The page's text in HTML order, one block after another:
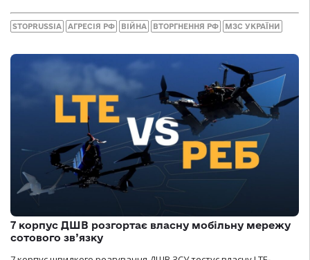
STOPRUSSIA АГРЕСІЯ РФ ВІЙНА ВТОРГНЕННЯ РФ МЗС УКРАЇНИ
7 корпус ДШВ розгортає власну мобільну мережу
сотового зв’язку